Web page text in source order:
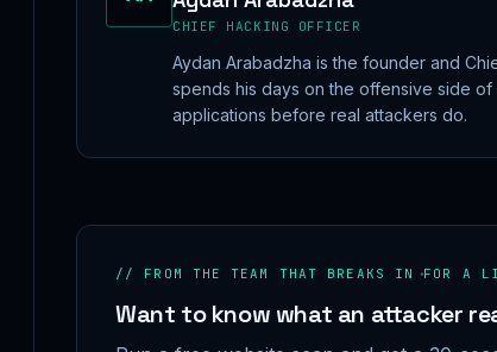
CHIEF HACKING OFFICER
Aydan Arabadzha is the founder and
spends his days on the offensive side
applications before real attackers do.
// FROM THE TEAM THAT BREAKS IN FOR A
Want to know what an attacker